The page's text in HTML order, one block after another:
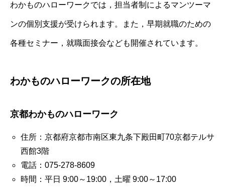
わかものハローワークでは，担当者制によるマンツーマ
ンの個別支援が受けられます。また，早期就職のための
各種セミナー，就職面接会なども開催されています。
わかものハローワークの所在地
京都わかものハローワーク
住所：京都府京都市南区東九条下殿田町70京都テルサ
西館3階
電話：075-278-8609
時間：平日 9:00～19:00，土曜 9:00～17:00